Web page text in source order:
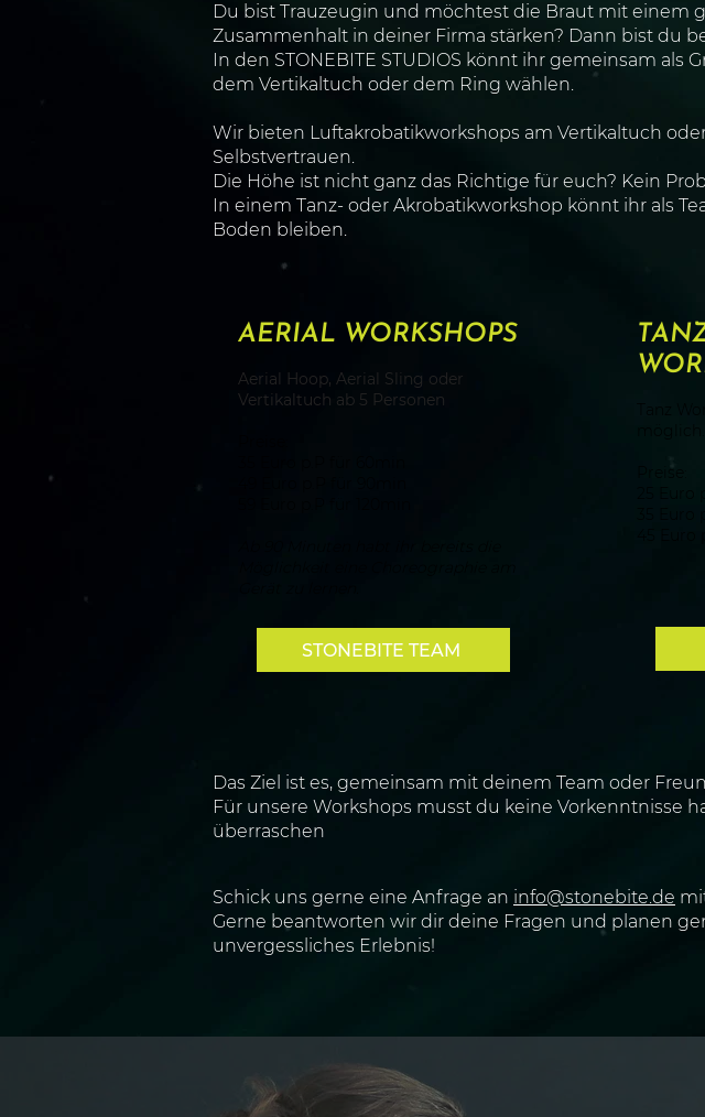
Du bist Trauzeugin und möchtest die Braut mit einem
Zusammenhalt in deiner Firma stärken? Dann bist du
In den STONEBITE STUDIOS könnt ihr gemeinsam
dem Vertikaltuch oder dem Ring wählen.
Wir bieten Luftakrobatikworkshops am Vertikaltuch
Selbstvertrauen.
Die Höhe ist nicht ganz das Richtige für euch? Kein
In einem Tanz- oder Akrobatikworkshop könnt ihr als
Boden bleiben.
AERIAL WORKSHOPS
Aerial Hoop, Aerial Sling oder
Vertikaltuch ab 5 Personen
STONEBITE TEAM
Preise:
Das Ziel ist es, gemeinsam mit deinem Team oder
Für unsere Workshops musst du keine Vorkenntnisse
überraschen
Schick uns gerne eine Anfrage an info@stonebite.de
Gerne beantworten wir dir deine Fragen und planen
unvergessliches Erlebnis!